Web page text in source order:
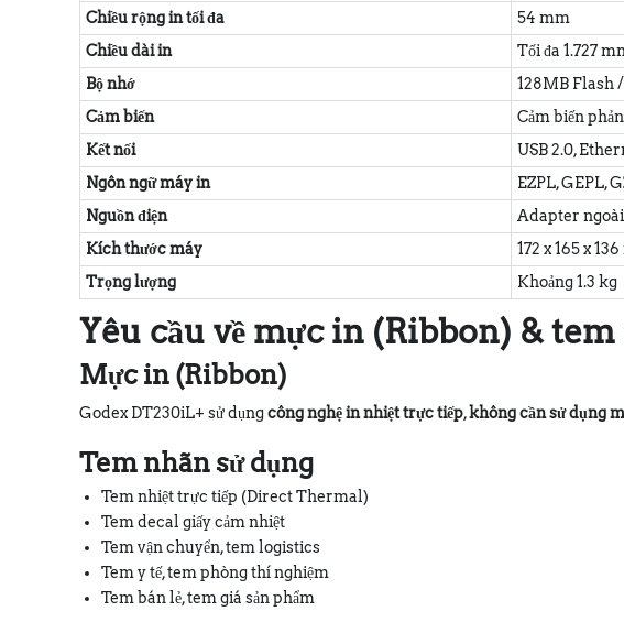
Chiều rộng in tối đa
54 mm
Chiều dài in
Tối đa 1.727
Bộ nhớ
128MB Flash
Cảm biến
Cảm biến
Kết nối
USB 2.0,
Ngôn ngữ máy in
EZPL, GEPL,
Nguồn điện
Adapter
Kích thước máy
172 x 165 x
Trọng lượng
Khoảng 1.3 kg
Yêu cầu về mực in (Ribbon) &
Mực in (Ribbon)
Godex DT230iL+ sử dụngcông nghệ in nhiệt trực tiếp,không cần sử dụng
Tem nhãn sử dụng
Tem nhiệt trực tiếp (Direct Thermal)
Tem decal giấy cảm nhiệt
Tem vận chuyển, tem logistics
Tem y tế, tem phòng thí nghiệm
Tem bán lẻ, tem giá sản phẩm